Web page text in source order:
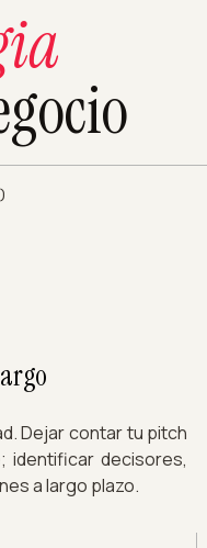
Dejar contar tu pitch
decisores,
a largo plazo.